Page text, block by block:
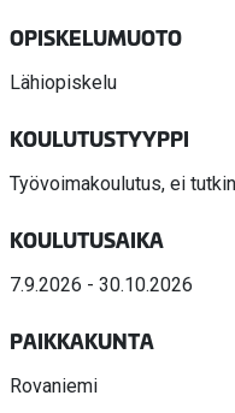
OPISKELUMUOTO
Lähiopiskelu
KOULUTUSTYYPPI
Työvoimakoulutus, ei
KOULUTUSAIKA
7.9.2026 - 30.10.2026
PAIKKAKUNTA
Rovaniemi